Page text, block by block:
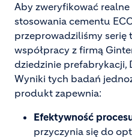
Aby zweryfikować realne
stosowania cementu
przeprowadziliśmy
współpracy z firmą
dziedzinie prefabrykacji,
Wyniki tych badań
produkt zapewnia:
Efektywność
przyczynia się do